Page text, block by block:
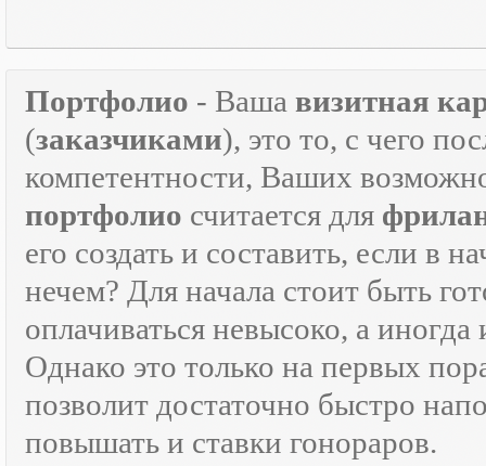
Портфолио - Ваша визитная
(заказчиками), это то, с чего
компетентности, Ваших
портфолио считается для
его создать и составить, если в
нечем? Для начала стоит быть
оплачиваться невысоко, а
Однако это только на первых
позволит достаточно быстро
повышать и ставки гонораров.